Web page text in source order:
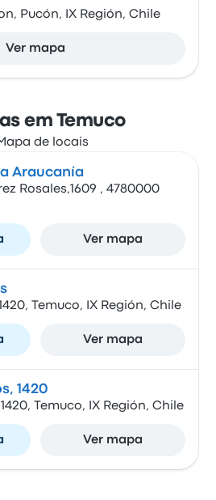
Pucón, IX Región, Chile
Ver mapa
em Temuco
Araucanía
Rosales,1609 , 4780000
Ver mapa
Temuco, IX Región, Chile
Ver mapa
1420
Temuco, IX Región, Chile
Ver mapa